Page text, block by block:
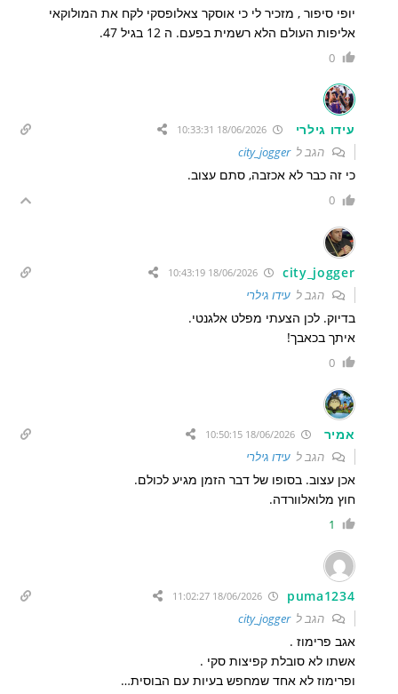
יופי סיפור , מזכיר לי כי אוסקר צאלופסקי לקח את המולוקאי
אליפות העולם הלא רשמית בפעם. ה 12 בגיל 47.
0
עידו גילרי 18/06/2026 10:33:31
הגב לcity_jogger
כי זה כבר לא אכזבה, סתם עצוב.
0
city_jogger
18/06/2026 10:43:19
הגב לעידו גילרי
בדיוק. לכן הצעתי מפלט אלגנטי.
איתך בכאבך!
0
אמיר 18/06/2026 10:50:15
הגב לעידו גילרי
אכן עצוב. בסופו של דבר הזמן מגיע לכולם.
חוץ מלואלוורדה.
1
puma1234
18/06/2026 11:02:27
הגב לcity_jogger
אגב פרימוז .
אשתו לא סובלת קפיצות סקי .
ופרימוז לא אחד שמחפש בעיות עם הבוסית…